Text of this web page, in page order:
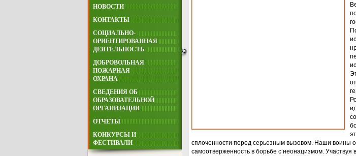
НОВОСТИ
КОНТАКТЫ
СОЦИАЛЬНО-
ОРИЕНТИРОВАННАЯ
ДЕЯТЕЛЬНОСТЬ
ДОБРОВОЛЬНАЯ
ПОЖАРНАЯ
ОХРАНА
СВЕДЕНИЯ ОБ
ОБРАЗОВАТЕЛЬНОЙ
ОРГАНИЗАЦИИ
ОТЧЕТЫ
КОНКУРСЫ И
ФЕСТИВАЛИ
сплоченности перед серьезным вызовом. Наши воины
самоотверженность в борьбе с неонацизмом.